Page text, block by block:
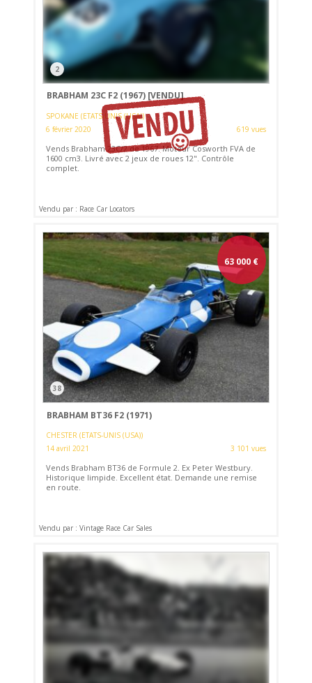
2
BRABHAM 23C F2 (1967) [VENDU]
SPOKANE (ETATS-UNIS (USA))
6 février 2020
619 vues
Vends Brabham 23C/2 de 1967. Moteur Cosworth FVA de
1600 cm3. Livré avec 2 jeux de roues 12". Contrôle
complet.
Vendu par : Race Car Locators
63 000 €
38
BRABHAM BT36 F2 (1971)
CHESTER (ETATS-UNIS (USA))
14 avril 2021
3 101 vues
Vends Brabham BT36 de Formule 2. Ex Peter Westbury.
Historique limpide. Excellent état. Demande une remise
en route.
Vendu par : Vintage Race Car Sales